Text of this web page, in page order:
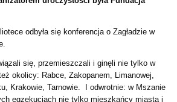
odbyła się konferencja o Zagładzie w
się, przemieszczali i ginęli nie tylko w
okolicy: Rabce, Zakopanem, Limanowej,
Krakowie, Tarnowie. I odwrotnie: w Mszanie
egzekucjach nie tylko mieszkańcy miasta i